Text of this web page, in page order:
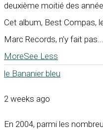
deuxième moitié des
Cet album, Best Compas,
Marc Records, n’y fait
MoreSee Less
le Bananier bleu
2 weeks ago
En 2004, parmi les